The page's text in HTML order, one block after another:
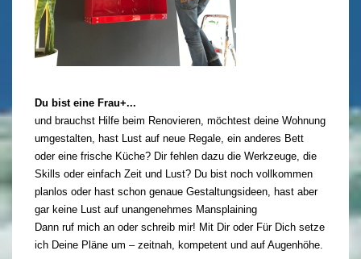
Du bist eine Frau+...
und brauchst Hilfe beim Renovieren, möchtest deine Wohnung
umgestalten, hast Lust auf neue Regale, ein anderes Bett
oder eine frische Küche? Dir fehlen dazu die Werkzeuge, die
Skills oder einfach Zeit und Lust? Du bist noch vollkommen
planlos oder hast schon genaue Gestaltungsideen, hast aber
gar keine Lust auf unangenehmes Mansplaining
Dann ruf mich an oder schreib mir! Mit Dir oder Für Dich setze
ich Deine Pläne um – zeitnah, kompetent und auf Augenhöhe.